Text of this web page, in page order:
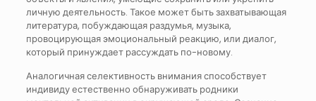
личную деятельность. Такое может быть захватывающая
литература, побуждающая раздумья, музыка,
провоцирующая эмоциональный реакцию, или диалог,
который принуждает рассуждать по-новому.
Аналогичная селективность внимания способствует
индивиду естественно обнаруживать родники